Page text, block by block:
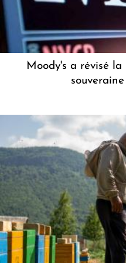
Moody's a révisé